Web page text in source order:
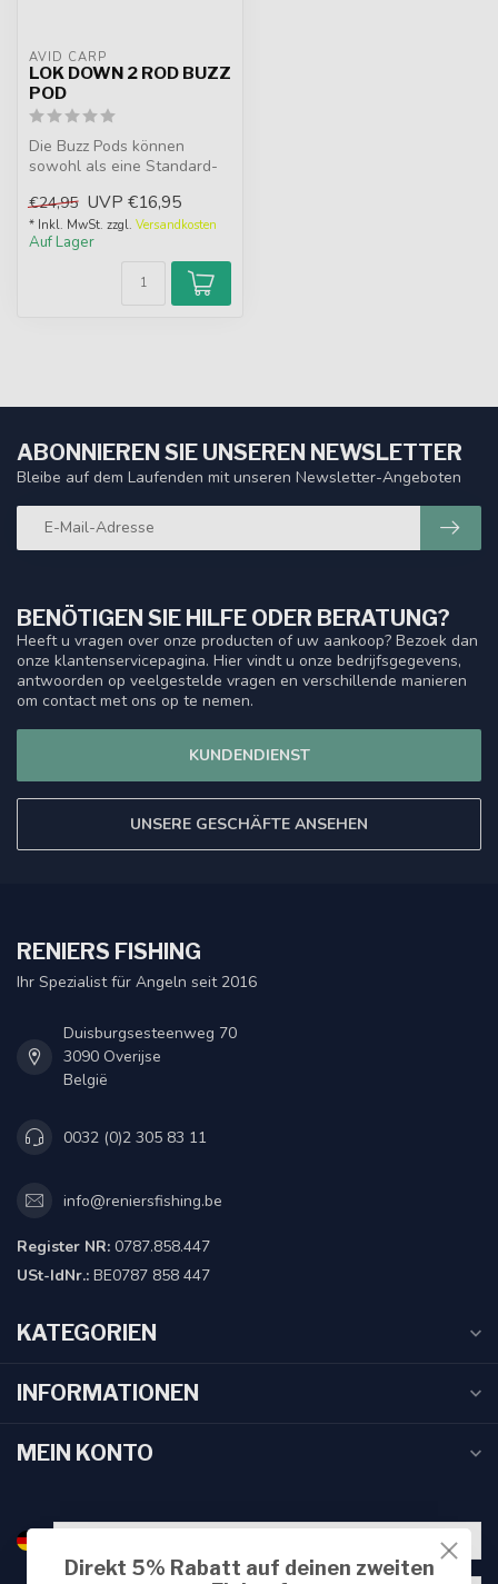
AVID CARP
LOK DOWN 2 ROD BUZZ
POD
Die Buzz Pods können
sowohl als eine Standard-
werden, als au...
€24,95 UVP €16,95
* Inkl. MwSt. zzgl. Versandkosten
Auf Lager
BENÖTIGEN SIE HILFE ODER BERATUNG?
Heeft u vragen over onze producten of uw aankoop? Bezoek dan
onze klantenservicepagina. Hier vindt u onze bedrijfsgegevens,
antwoorden op veelgestelde vragen en verschillende manieren
om contact met ons op te nemen.
KUNDENDIENST
UNSERE GESCHÄFTE ANSEHEN
ABONNIEREN SIE UNSEREN NEWSLETTER
Bleibe auf dem Laufenden mit unseren Newsletter-Angeboten
RENIERS FISHING
Ihr Spezialist für Angeln seit 2016
Duisburgsesteenweg 70
3090 Overijse
België
0032 (0)2 305 83 11
info@reniersfishing.be
Register NR: 0787.858.447
USt-IdNr.: BE0787 858 447
KATEGORIEN
INFORMATIONEN
MEIN KONTO
Direkt 5% Rabatt auf deinen zweiten